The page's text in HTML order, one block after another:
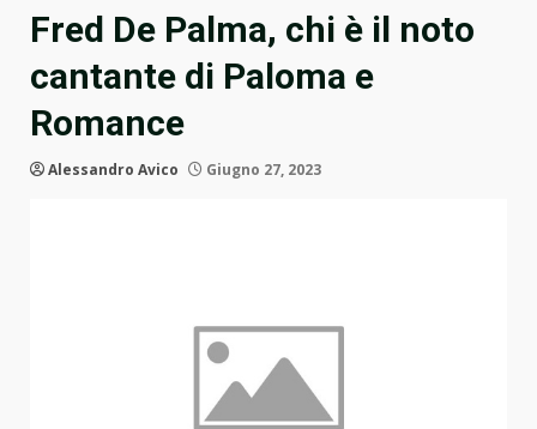
Fred De Palma, chi è il noto
cantante di Paloma e
Romance
Alessandro Avico Giugno 27, 2023